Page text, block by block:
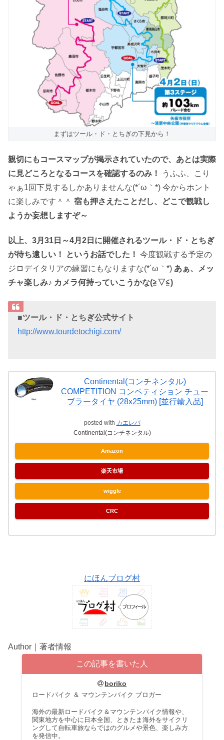
まずはツール・ド・とちぎの下見から！
親切にもコースマップが掲示されていたので、あとは実際
に見どころとなるコースを確認するのみ！
うふふ、こり
ゃぁ1回下見するしかありませんな(*´ω｀*) 今からホント
に楽しみです＾＾ 宿も押さえたことだし、どこで観戦し
ようか妄想しますぞ～
以上、3月31日～4月2日に開催されるツール・ド・とちぎ
が待ち遠しい！ というお話でした！ 今度観戦する予定の
ジロデイタリアの練習にもなりますな(*´ω｀*) あぁ、メッ
チャ楽しみ♪ カメラ何持っていこうかな(≧▽≦)
■ツール・ド・とちぎ公式サイト
http://www.tourdetochigi.com/
Continental(コンチネンタル)
COMPETITION コンペティション チュー
ブラータイヤ (28x25mm) [並行輸入品]
posted with カエレバ
Continental(コンチネンタル)
Amazon
楽天市場
wiggle
CRC
にほんブログ村
Author｜著者情報
この記事を書いた人
boriko
ロードバイク ＆ マウンテンバイク ブロガー
海外の最新ロードバイク＆マウンテンバイク情報や、
関東地方を中心に日本全国、ときたま海外をサイクリ
ングして自転車旅ならではのグルメや景色、楽しみ方
を発信中。